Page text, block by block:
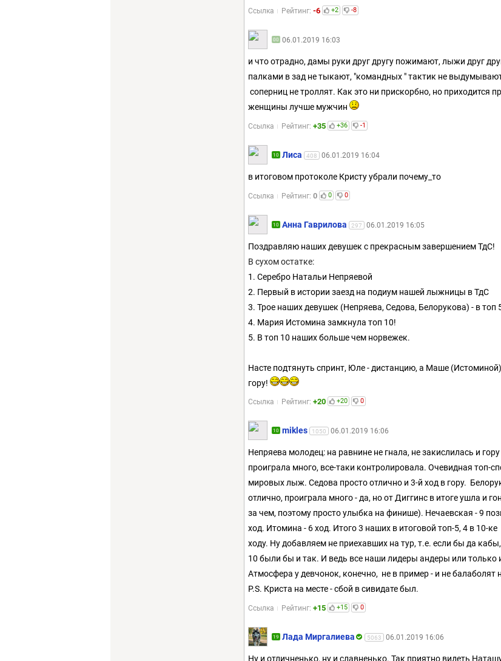
Ссылка Рейтинг: -6 +2 -8
00 06.01.2019 16:03
и что отрадно, дамы руки друг другу пожимают, лыжи друг
палками в зад не тыкают, "командных " тактик не
соперниц не троллят. Как это ни прискорбно, но приходится
женщины лучше мужчин
Ссылка Рейтинг: +35 +36 -1
10 Лиса 408 06.01.2019 16:04
в итоговом протоколе Кристу убрали почему_то
Ссылка Рейтинг: 0 0 0
10 Анна Гаврилова 297 06.01.2019 16:05
Поздравляю наших девушек с прекрасным завершением ТдС!
В сухом остатке:
1. Серебро Натальи Непряевой
2. Первый в истории заезд на подиум нашей лыжницы в ТдС
3. Трое наших девушек (Непряева, Седова, Белорукова) - в топ
4. Мария Истомина замкнула топ 10!
5. В топ 10 наших больше чем норвежек.
Насте подтянуть спринт, Юле - дистанцию, а Маше
гору!
Ссылка Рейтинг: +20 +20 0
10 mikles 1050 06.01.2019 16:06
Непряева молодец: на равнине не гнала, не закислилась и гору
проиграла много, все-таки контролировала. Очевидная топ-
мировых лыж. Седова просто отлично и 3-й ход в гору.
отлично, проиграла много - да, но от Диггинс в итоге ушла и
за чем, поэтому просто улыбка на финише). Нечаевская - 9
ход. Итомина - 6 ход. Итого 3 наших в итоговой топ-5, 4 в 10-ке
ходу. Ну добавляем не приехавших на тур, т.е. если бы да
10 были бы и так. И ведь все наши лидеры андеры или только
Атмосфера у девчонок, конечно, не в пример - и не балаболят
P.S. Криста на месте - сбой в сивидате был.
Ссылка Рейтинг: +15 +15 0
19 Лада Миргалиева 5063 06.01.2019 16:06
Ну и отличненько, ну и славненько. Так приятно видеть